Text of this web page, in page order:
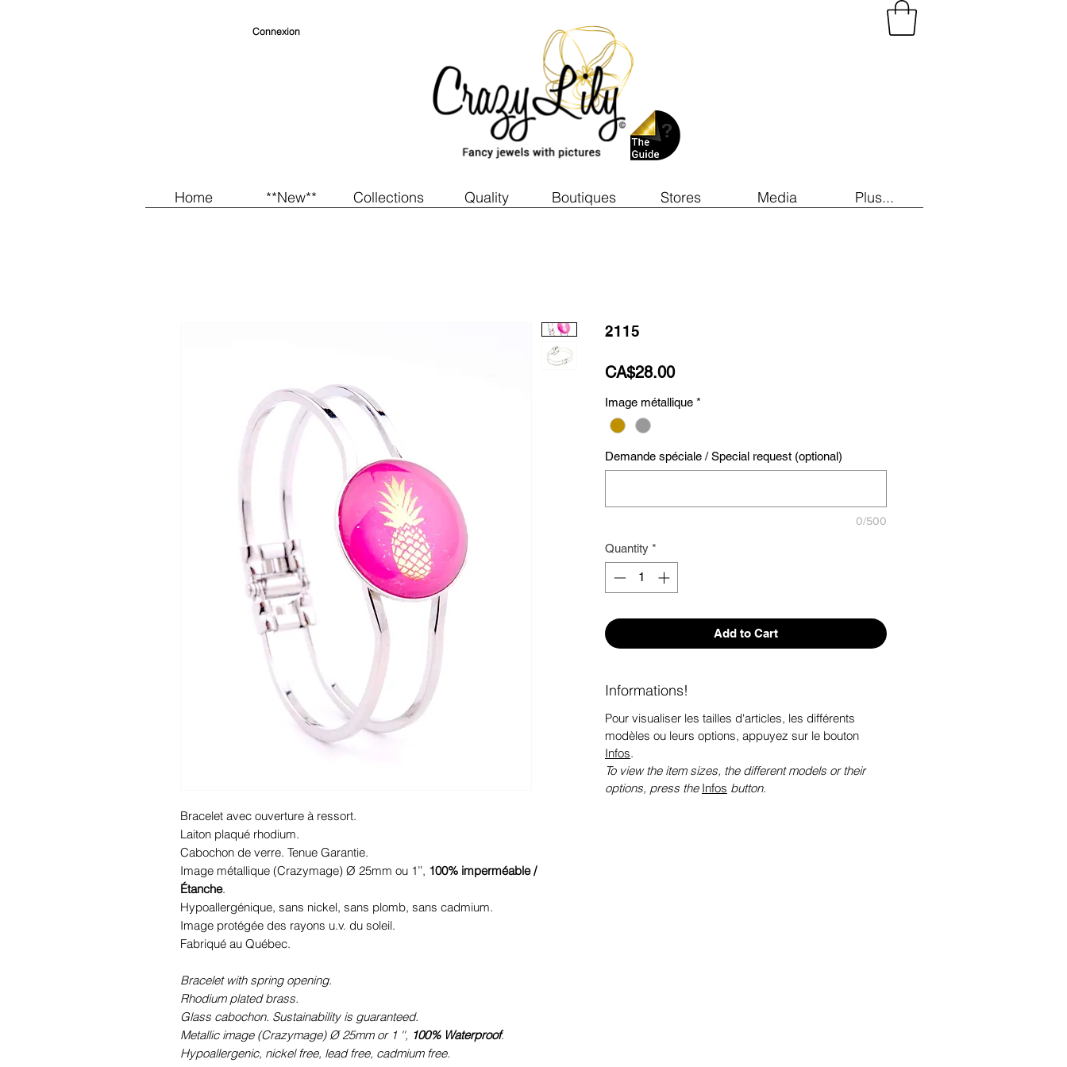
Home **New** Collections Quality Boutiques Stores Media Plus...
Connexion
Bracelet avec ouverture à ressort.
Laiton plaqué rhodium.
Cabochon de verre. Tenue Garantie.
Image métallique (Crazymage) Ø 25mm ou 1’’, 100% imperméable /
Étanche.
Hypoallergénique, sans nickel, sans plomb, sans cadmium.
Image protégée des rayons u.v. du soleil.
Fabriqué au Québec.
Bracelet with spring opening.
Rhodium plated brass.
Glass cabochon. Sustainability is guaranteed.
Metallic image (Crazymage) Ø 25mm or 1 '', 100% Waterproof.
Hypoallergenic, nickel free, lead free, cadmium free.
2115
CA$28.00Price
Image métallique *
Demande spéciale / Special request (optional)
0/500
Quantity *
Add to Cart
Informations!
Pour visualiser les tailles d'articles, les différents
modèles ou leurs options, appuyez sur le bouton
Infos.
To view the item sizes, the different models or their
options, press the Infos button.